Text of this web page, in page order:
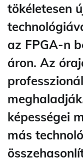
tökéletesen
az FPGA-n
áron. Az
képességei
más